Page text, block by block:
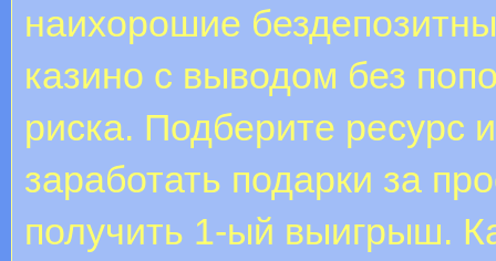
наихорошие
казино с выводом без
риска. Подберите ресурс
заработать подарки за
получить 1-ый выигрыш.